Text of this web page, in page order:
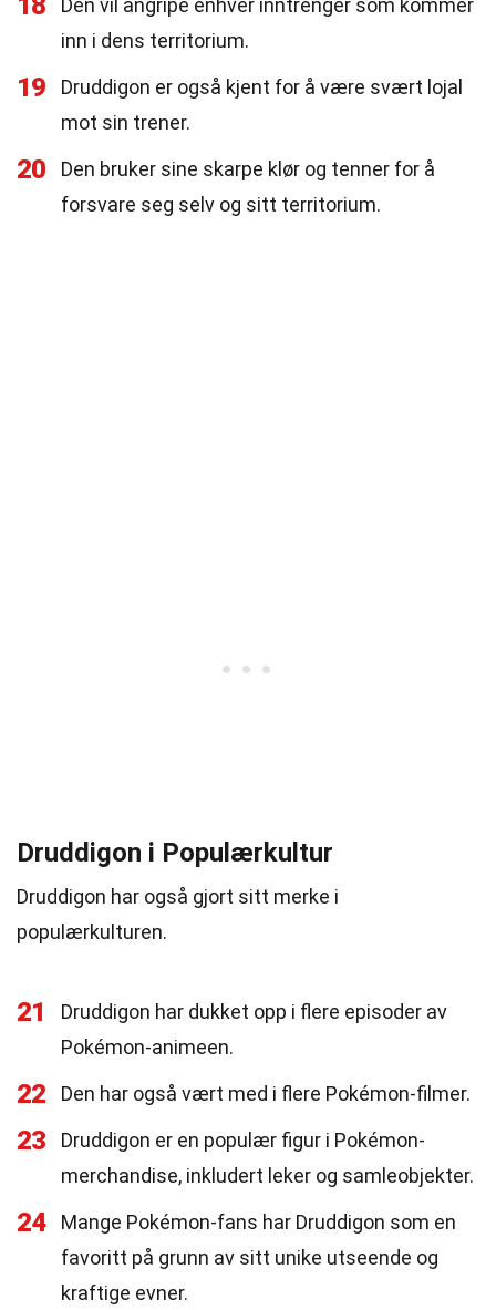
Den vil angripe enhver inntrenger som kommer
inn i dens territorium.
19
Druddigon er også kjent for å være svært lojal
mot sin trener.
20
Den bruker sine skarpe klør og tenner for å
forsvare seg selv og sitt territorium.
Druddigon i Populærkultur
Druddigon har også gjort sitt merke i
populærkulturen.
21
Druddigon har dukket opp i flere episoder av
Pokémon-animeen.
22 Den har også vært med i flere Pokémon-filmer.
23
Druddigon er en populær figur i Pokémon-
merchandise, inkludert leker og samleobjekter.
24
Mange Pokémon-fans har Druddigon som en
favoritt på grunn av sitt unike utseende og
kraftige evner.